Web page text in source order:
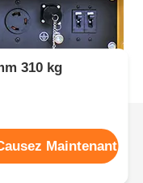
310 kg
Maintenant